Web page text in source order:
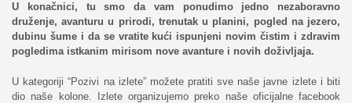
U konačnici, tu smo da vam ponudimo jedno nezaboravno
druženje, avanturu u prirodi, trenutak u planini, pogled na jezero,
dubinu šume i da se vratite kući ispunjeni novim čistim i zdravim
pogledima istkanim mirisom nove avanture i novih doživljaja.
U kategoriji “Pozivi na izlete” možete pratiti sve naše javne izlete i biti
dio naše kolone. Izlete organizujemo preko naše oficijalne facebook